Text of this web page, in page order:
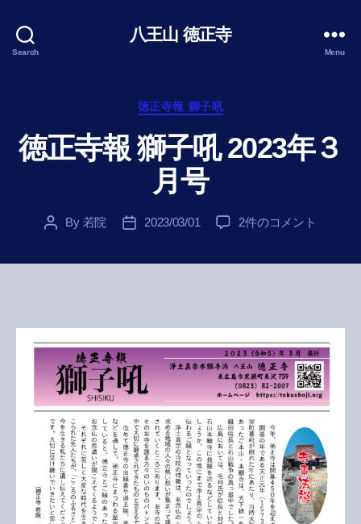
Search
八王山 徳正寺
Menu
Categories
徳正寺報 獅子吼
徳正寺報 獅子吼 2023年３
月号
PostBy 若院
Post2023/03/01
徳
吼
2023
年
３
月
号
へ
の
2件のコメント